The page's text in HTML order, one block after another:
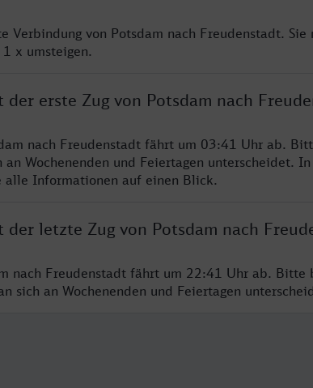
Verbindung von Potsdam nach Freudenstadt. Sie
x umsteigen.
erste Zug von Potsdam nach
nach Freudenstadt fährt um 03:41 Uhr ab.
an Wochenenden und Feiertagen unterscheidet.
alle Informationen auf einen Blick.
letzte Zug von Potsdam nach
nach Freudenstadt fährt um 22:41 Uhr ab. Bitte
sich an Wochenenden und Feiertagen